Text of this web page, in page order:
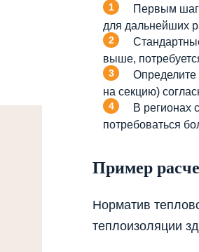
Первым
для дальнейших
выше,
Определите
на секцию)
В регионах
потребоваться
Пример
Норматив
теплоизоляции